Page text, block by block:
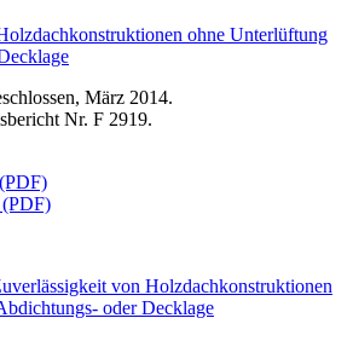
März 2014.
Nr. F 2919.
(PDF)
von Holzdachkonstruktionen
oder Decklage